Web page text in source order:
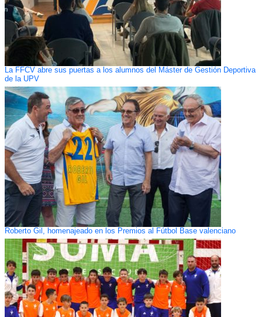
La FFCV abre sus puertas a los alumnos del Máster de Gestión Deportiva
de la UPV
Roberto Gil, homenajeado en los Premios al Fútbol Base valenciano